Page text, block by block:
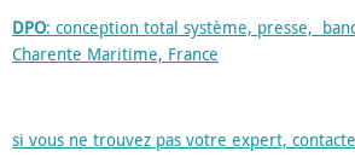
DPO: conception total système, presse,
Charente Maritime, France
si vous ne trouvez pas votre expert,